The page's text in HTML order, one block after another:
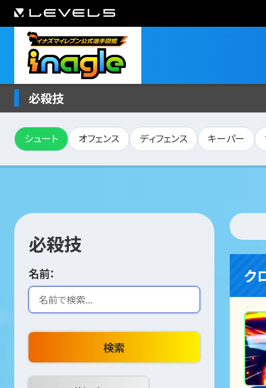
必殺技
シュート オフェンス ディフェンス キーパー
必殺技
名前：
検索
ク